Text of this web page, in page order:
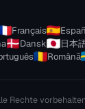
Français
Dansk 日本
Română
Rechte